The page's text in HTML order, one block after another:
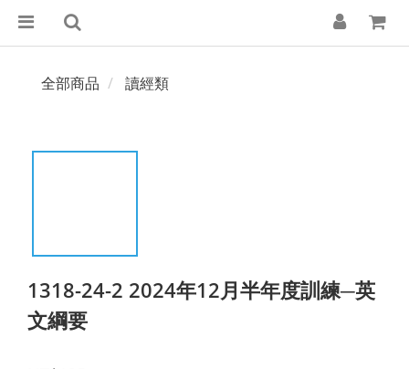
全部商品 讀經類
1318-24-2 2024年12月半年度訓練─英
文綱要